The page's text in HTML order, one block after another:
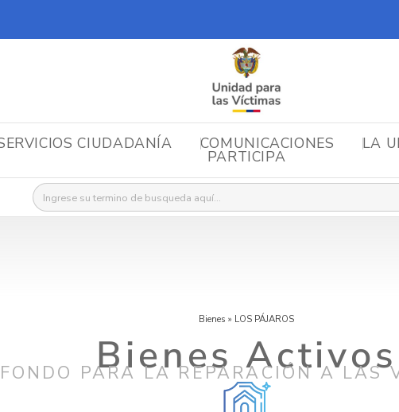
CIUDADANÍA COMUNICACIONES LA
PARTICIPA
Buscar:
Bienes » LOS PÁJAROS
Bienes Activos
FONDO PARA LA REPARACIÓN A LAS